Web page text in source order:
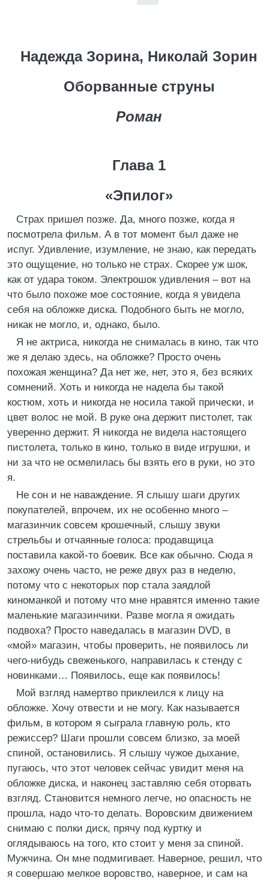
Надежда Зорина, Николай Зорин
Оборванные струны
Роман
Глава 1
«Эпилог»
Страх пришел позже. Да, много позже, когда я
посмотрела фильм. А в тот момент был даже не
испуг. Удивление, изумление, не знаю, как передать
это ощущение, но только не страх. Скорее уж шок,
как от удара током. Электрошок удивления – вот на
что было похоже мое состояние, когда я увидела
себя на обложке диска. Подобного быть не могло,
никак не могло, и, однако, было.
Я не актриса, никогда не снималась в кино, так что
же я делаю здесь, на обложке? Просто очень
похожая женщина? Да нет же, нет, это я, без всяких
сомнений. Хоть и никогда не надела бы такой
костюм, хоть и никогда не носила такой прически, и
цвет волос не мой. В руке она держит пистолет, так
уверенно держит. Я никогда не видела настоящего
пистолета, только в кино, только в виде игрушки, и
ни за что не осмелилась бы взять его в руки, но это
я.
Не сон и не наваждение. Я слышу шаги других
покупателей, впрочем, их не особенно много –
магазинчик совсем крошечный, слышу звуки
стрельбы и отчаянные голоса: продавщица
поставила какой-то боевик. Все как обычно. Сюда я
захожу очень часто, не реже двух раз в неделю,
потому что с некоторых пор стала заядлой
киноманкой и потому что мне нравятся именно такие
маленькие магазинчики. Разве могла я ожидать
подвоха? Просто наведалась в магазин DVD, в
«мой» магазин, чтобы проверить, не появилось ли
чего-нибудь свеженького, направилась к стенду с
новинками… Появилось, еще как появилось!
Мой взгляд намертво приклеился к лицу на
обложке. Хочу отвести и не могу. Как называется
фильм, в котором я сыграла главную роль, кто
режиссер? Шаги прошли совсем близко, за моей
спиной, остановились. Я слышу чужое дыхание,
пугаюсь, что этот человек сейчас увидит меня на
обложке диска, и наконец заставляю себя оторвать
взгляд. Становится немного легче, но опасность не
прошла, надо что-то делать. Воровским движением
снимаю с полки диск, прячу под куртку и
оглядываюсь на того, кто стоит у меня за спиной.
Мужчина. Он мне подмигивает. Наверное, решил, что
я совершаю мелкое воровство, наверное, и сам на